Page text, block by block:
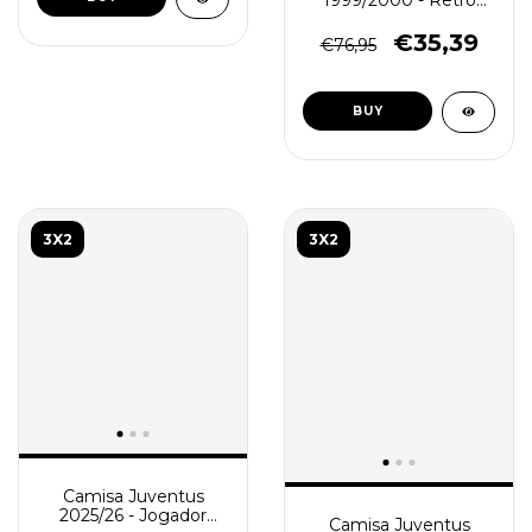
Preta
€76,95 €35,39
BUY
3X2
Camisa Juventus
2025/26 - Jogador
3X2
Camisa Juventus